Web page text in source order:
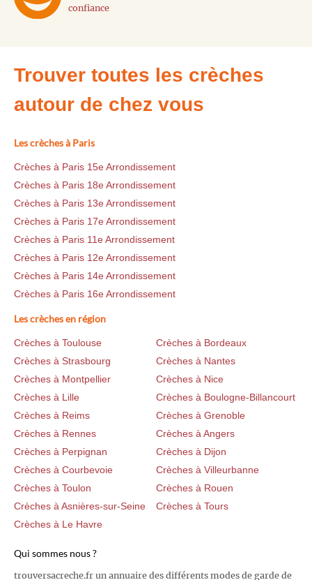
confiance
Trouver toutes les crèches
autour de chez vous
Les crèches à Paris
Crèches à Paris 15e Arrondissement
Crèches à Paris 18e Arrondissement
Crèches à Paris 13e Arrondissement
Crèches à Paris 17e Arrondissement
Crèches à Paris 11e Arrondissement
Crèches à Paris 12e Arrondissement
Crèches à Paris 14e Arrondissement
Crèches à Paris 16e Arrondissement
Les crèches en région
Crèches à Toulouse
Crèches à Bordeaux
Crèches à Strasbourg
Crèches à Nantes
Crèches à Montpellier
Crèches à Nice
Crèches à Lille
Crèches à Boulogne-Billancourt
Crèches à Reims
Crèches à Grenoble
Crèches à Rennes
Crèches à Angers
Crèches à Perpignan
Crèches à Dijon
Crèches à Courbevoie
Crèches à Villeurbanne
Crèches à Toulon
Crèches à Rouen
Crèches à Asnières-sur-Seine
Crèches à Tours
Crèches à Le Havre
Qui sommes nous ?
trouversacreche.fr un annuaire des différents modes de garde de